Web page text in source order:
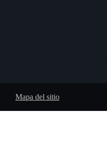
Mapa del sitio